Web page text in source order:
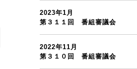
2023年1月
第３１１回 番組審議会
2022年11月
第３１０回 番組審議会